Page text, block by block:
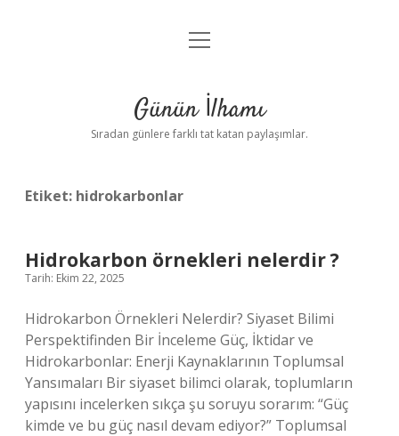
Anasayfa
Yasal Uyarı
menüyü
Günün İlhamı
Sıradan günlere farklı tat katan paylaşımlar.
Etiket: hidrokarbonlar
Hidrokarbon örnekleri nelerdir ?
Tarih: Ekim 22, 2025
Hidrokarbon Örnekleri Nelerdir? Siyaset Bilimi
Perspektifinden Bir İnceleme Güç, İktidar ve
Hidrokarbonlar: Enerji Kaynaklarının Toplumsal
Yansımaları Bir siyaset bilimci olarak, toplumların
yapısını incelerken sıkça şu soruyu sorarım: “Güç
kimde ve bu güç nasıl devam ediyor?” Toplumsal